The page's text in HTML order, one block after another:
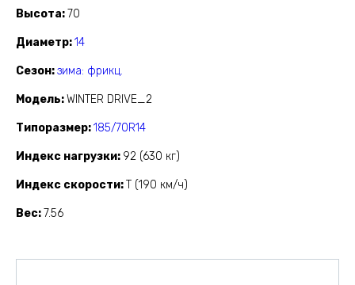
Высота 70
Диаметр 14
Сезон зима: фрикц.
Модель WINTER DRIVE_2
Типоразмер 185/70R14
Индекс нагрузки 92 (630 кг)
Индекс скорости T (190 км/ч)
Вес 7.56